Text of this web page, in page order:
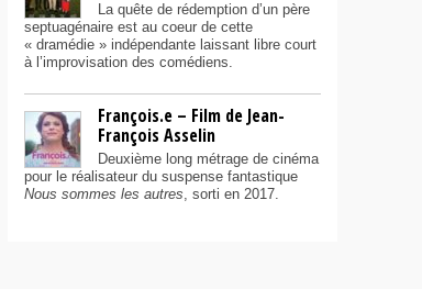
La quête de rédemption d’un père
septuagénaire est au coeur de cette
« dramédie » indépendante laissant libre court
à l’improvisation des comédiens.
François.e – Film de Jean-
François Asselin
Deuxième long métrage de cinéma
pour le réalisateur du suspense fantastique
Nous sommes les autres, sorti en 2017.